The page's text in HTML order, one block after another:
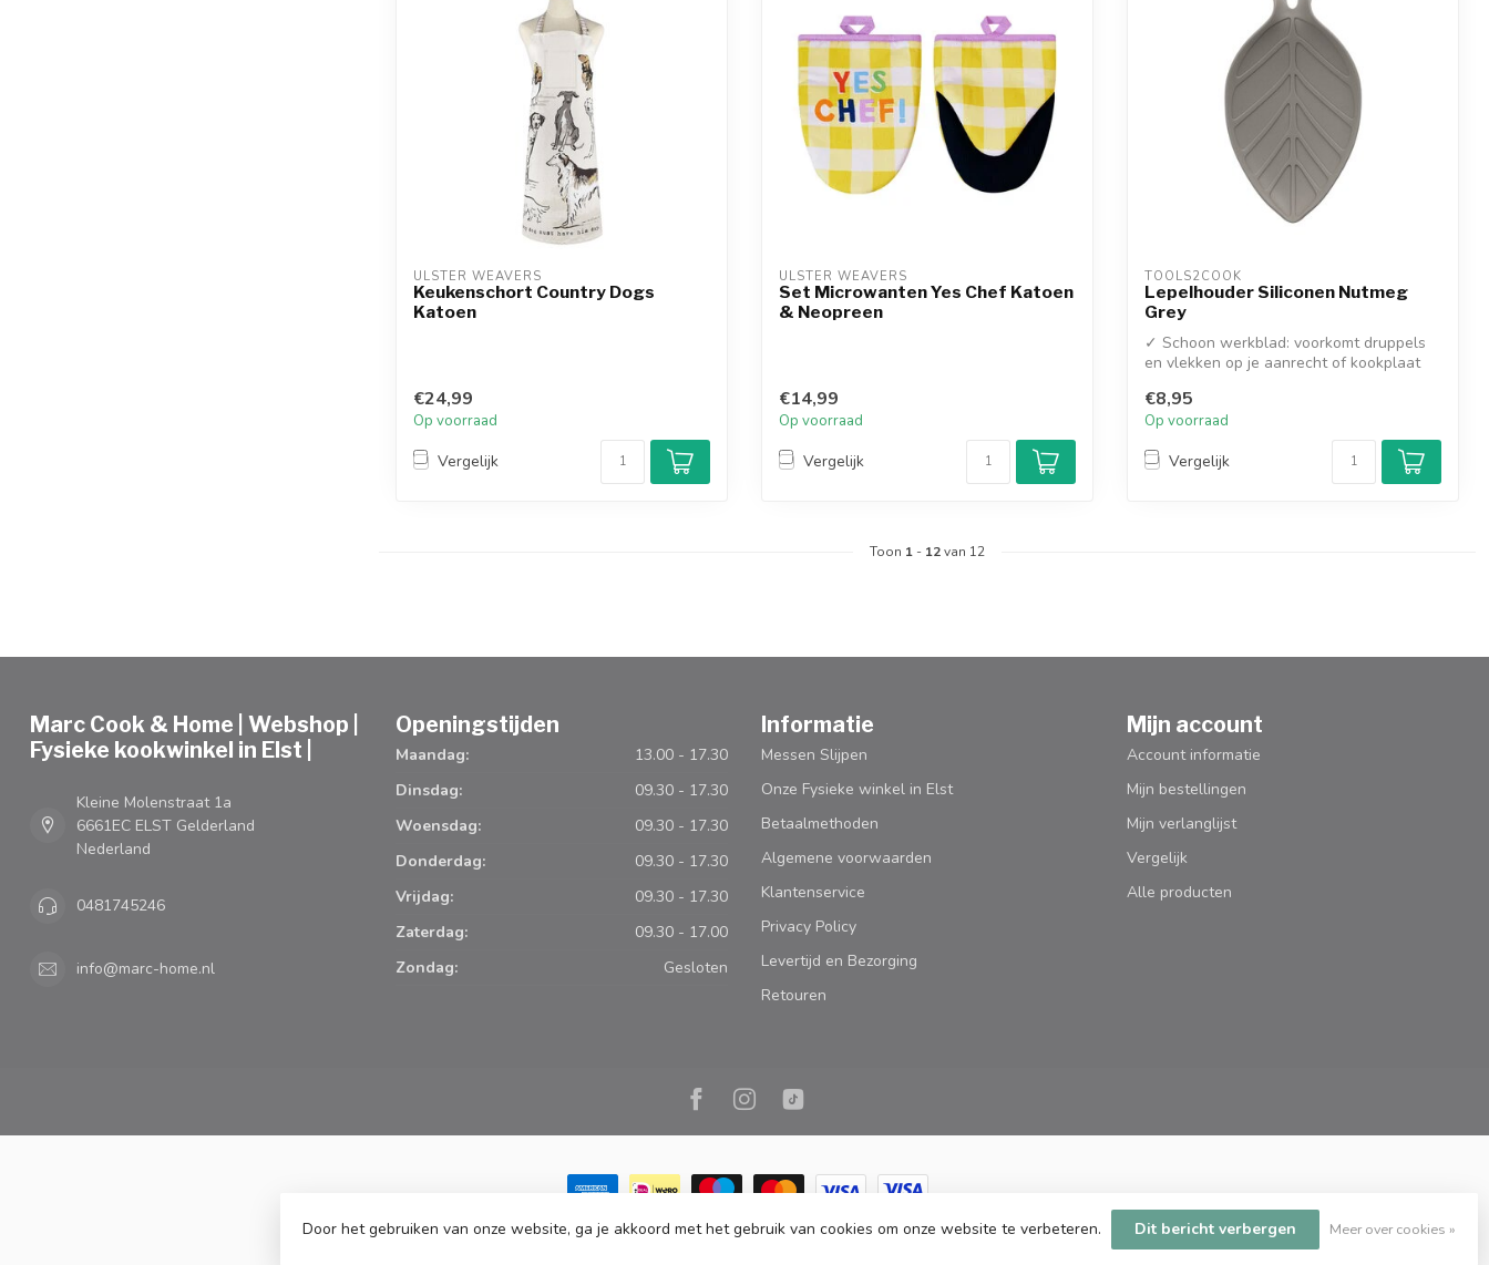
ULSTER WEAVERS
Keukenschort Country Dogs
Katoen
€24,99
Op voorraad
Vergelijk
ULSTER WEAVERS
Set Microwanten Yes Chef Katoen
& Neopreen
€14,99
Op voorraad
Vergelijk
TOOLS2COOK
Lepelhouder Siliconen Nutmeg
Grey
✓ Schoon werkblad: voorkomt druppels
en vlekken op je aanrecht of kookplaat
€8,95
Op voorraad
Vergelijk
Toon 1 - 12van 12
Marc Cook & Home | Webshop |
Fysieke kookwinkel in Elst |
Kleine Molenstraat 1a
6661EC ELST Gelderland
Nederland
0481745246
info@marc-home.nl
Openingstijden
Maandag:
13.00 - 17.30
Dinsdag:
09.30 - 17.30
Woensdag:
09.30 - 17.30
Donderdag:
09.30 - 17.30
Vrijdag:
09.30 - 17.30
Zaterdag:
09.30 - 17.00
Zondag:
Gesloten
Informatie
Messen Slijpen
Onze Fysieke winkel in Elst
Betaalmethoden
Algemene voorwaarden
Klantenservice
Privacy Policy
Levertijd en Bezorging
Retouren
Mijn account
Account informatie
Mijn bestellingen
Mijn verlanglijst
Vergelijk
Alle producten
© Copyright 2026 Marc Cook & Home | Webshop | Fysieke kookwinkel in Elst |- Powered byLightspeed-Lightspeed designby Dyvelopment
Door het gebruiken van onze website, ga je akkoord met het gebruik van cookies om onze website te verbeteren. Dit bericht verbergen Meer over cookies »